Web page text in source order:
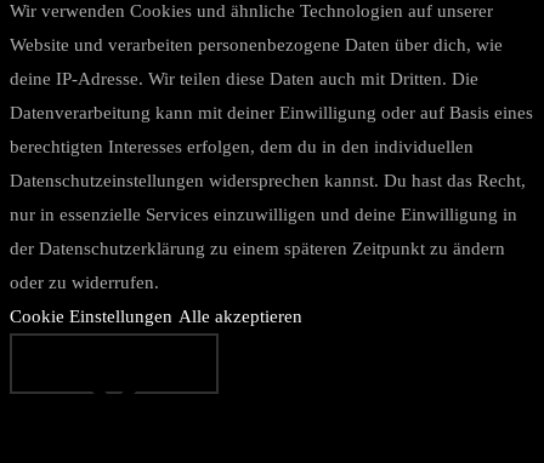
Wir verwenden Cookies und ähnliche Technologien auf unserer
Website und verarbeiten personenbezogene Daten über dich, wie
deine IP-Adresse. Wir teilen diese Daten auch mit Dritten. Die
Datenverarbeitung kann mit deiner Einwilligung oder auf Basis eines
berechtigten Interesses erfolgen, dem du in den individuellen
Datenschutzeinstellungen widersprechen kannst. Du hast das Recht,
nur in essenzielle Services einzuwilligen und deine Einwilligung in
der Datenschutzerklärung zu einem späteren Zeitpunkt zu ändern
oder zu widerrufen.
Cookie Einstellungen Alle akzeptieren